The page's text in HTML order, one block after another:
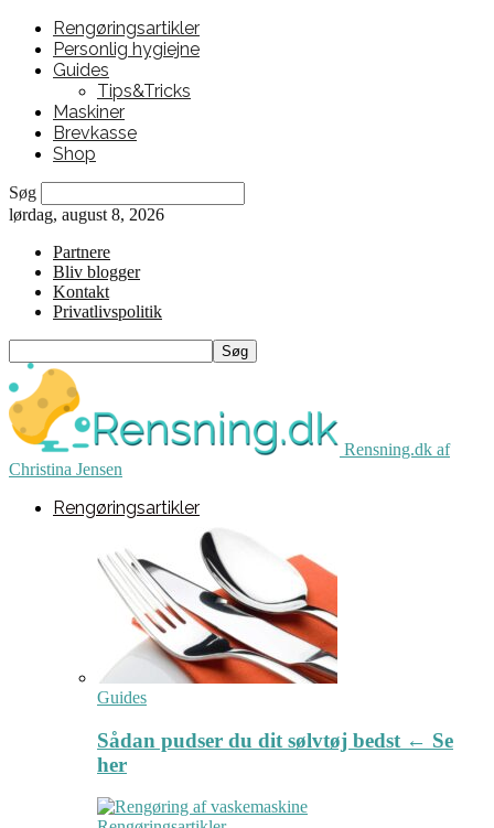
Rengøringsartikler
Personlig hygiejne
Guides
Tips&Tricks
Maskiner
Brevkasse
Shop
Søg
lørdag, august 8, 2026
Partnere
Bliv blogger
Kontakt
Privatlivspolitik
Rensning.dk af
Christina Jensen
Rengøringsartikler
Guides
Sådan pudser du dit sølvtøj bedst ← Se
her